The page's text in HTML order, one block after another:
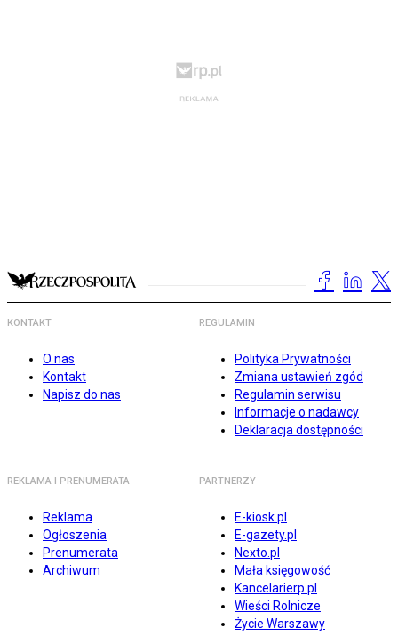
KONTAKT
O nas
Kontakt
Napisz do nas
REGULAMIN
Polityka Prywatności
Zmiana ustawień zgód
Regulamin serwisu
Informacje o nadawcy
Deklaracja dostępności
REKLAMA I PRENUMERATA
Reklama
Ogłoszenia
Prenumerata
Archiwum
PARTNERZY
E-kiosk.pl
E-gazety.pl
Nexto.pl
Mała księgowość
Kancelarierp.pl
Wieści Rolnicze
Życie Warszawy